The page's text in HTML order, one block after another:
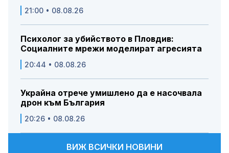
21:00 • 08.08.26
Психолог за убийството в Пловдив:
Социалните мрежи моделират агресията
20:44 • 08.08.26
Украйна отрече умишлено да е насочвала
дрон към България
20:26 • 08.08.26
ВИЖ ВСИЧКИ НОВИНИ